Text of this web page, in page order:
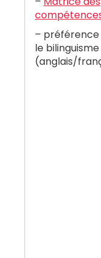
le bilinguisme
(anglais/